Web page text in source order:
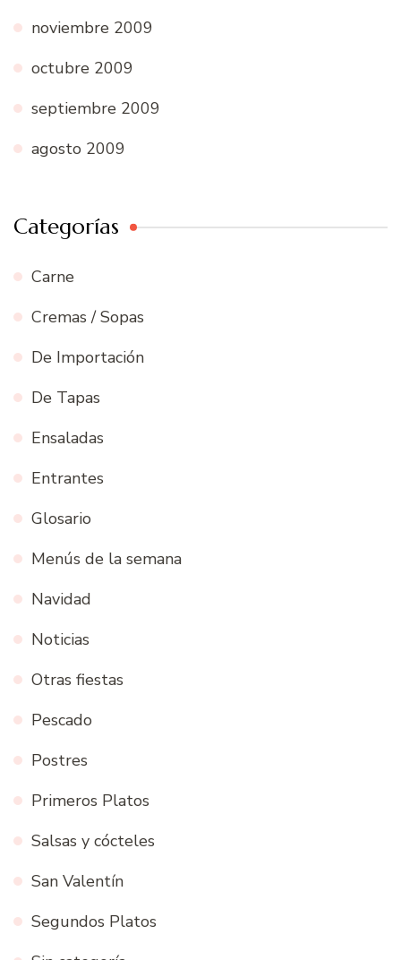
noviembre 2009
octubre 2009
septiembre 2009
agosto 2009
Categorías
Carne
Cremas / Sopas
De Importación
De Tapas
Ensaladas
Entrantes
Glosario
Menús de la semana
Navidad
Noticias
Otras fiestas
Pescado
Postres
Primeros Platos
Salsas y cócteles
San Valentín
Segundos Platos